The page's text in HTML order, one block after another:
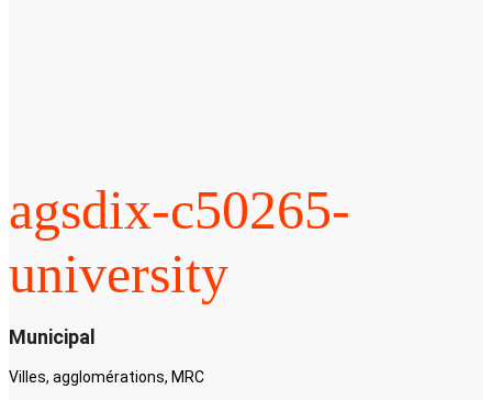
agsdix-c50265-
university
Municipal
Villes, agglomérations, MRC